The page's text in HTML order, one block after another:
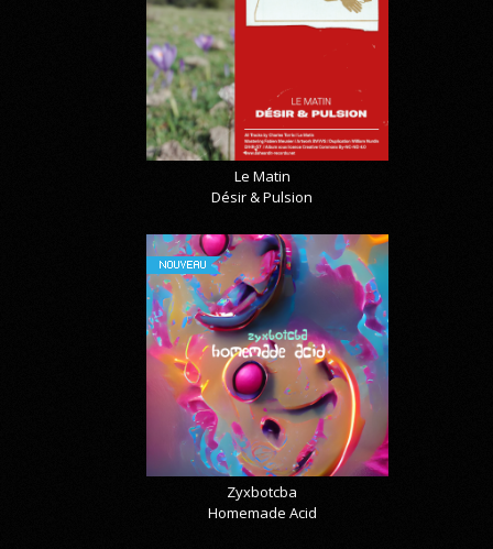
Le Matin
Désir & Pulsion
NOUVEAU
Zyxbotcba
Homemade Acid